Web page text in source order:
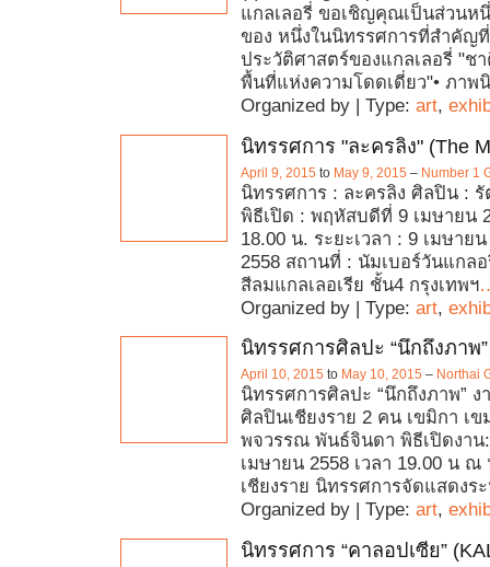
แกลเลอรี่ ขอเชิญคุณเป็นส่วนห
ของ หนึ่งในนิทรรศการที่สำคัญ
ประวัติศาสตร์ของแกลเลอรี่ "ช
พื้นที่แห่งความโดดเดี่ยว"• ภาพนิ
Organized by | Type: art,
นิทรรศการ "ละครลิง" (The
April 9, 2015 to May 9, 2015 – Number 1
นิทรรศการ : ละครลิง ศิลปิน :
พิธีเปิด : พฤหัสบดีที่ 9 เมษายน
18.00 น. ระยะเวลา : 9 เมษาย
2558 สถานที่ : นัมเบอร์วันแกล
สีลมแกลเลอเรีย ชั้น4 กรุงเทพฯ
Organized by | Type: art,
นิทรรศการศิลปะ “นึกถึงภาพ”
April 10, 2015 to May 10, 2015 – Northai
นิทรรศการศิลปะ “นึกถึงภาพ”
ศิลปินเชียงราย 2 คน เขมิกา เ
พจวรรณ พันธ์จินดา พิธีเปิดงาน
เมษายน 2558 เวลา 19.00 น ณ
เชียงราย นิทรรศการจัดแสดงร
Organized by | Type: art,
นิทรรศการ “คาลอปเซีย”